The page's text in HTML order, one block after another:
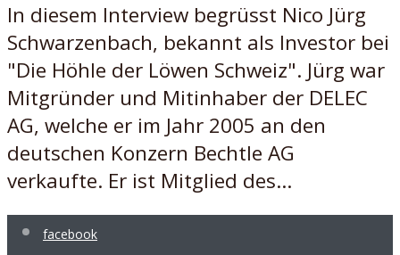
In diesem Interview begrüsst Nico Jürg
Schwarzenbach, bekannt als Investor bei
"Die Höhle der Löwen Schweiz". Jürg war
Mitgründer und Mitinhaber der DELEC
AG, welche er im Jahr 2005 an den
deutschen Konzern Bechtle AG
verkaufte. Er ist Mitglied des...
facebook